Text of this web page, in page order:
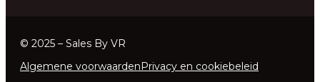
© 2025 – Sales By VR
Algemene voorwaarden Privacy en cookiebeleid